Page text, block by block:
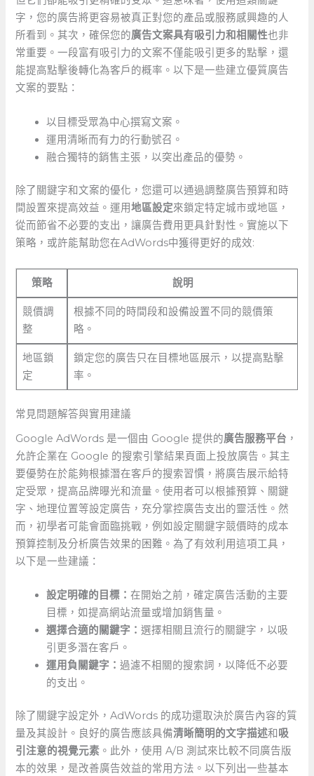
字，您的廣告將更容易被真正對您的產品或服務感興趣的人
所看到。其次，確保您的廣告文案具有吸引力和相關性也非
常重要。一段富有吸引力的文案不僅能吸引更多的點擊，還
能提高點擊後轉化為客戶的概率。以下是一些建立優質廣告
文案的要點：
以目標受眾為中心撰寫文案。
運用清晰而有力的行動號召。
融合獨特的銷售主張，以突出產品的優勢。
除了關鍵字和文案的優化，您還可以通過調整廣告預算和時
間設置來提高效益。運用地區設定來鎖定特定城市或地區，
從而節省不必要的支出，讓廣告費用更具針對性。實施以下
策略，或許能幫助您在AdWords中獲得更好的成效:
策略 說明
競價調
整
根據不同的時間段和設備設置不同的競價策
略。
地區鎖
定
鎖定您的廣告只在目標地區展示，以提高點擊
率。
常見問題解答與實用建議
Google‍ AdWords 是一個由‌ Google 提供的廣告服務平台 ，
允許企業在 Google 的搜索引擎結果頁面上投放廣告。其主
要優勢在於能夠根據潛在客戶的搜索習慣，將廣告展示給特
定受眾，提高品牌曝光和流量。使用者可以根據預算、關鍵
字、地理位置等設定廣告，充分掌控廣告支出的靈活性。然
而，初學者可能會面臨挑戰，例如設定關鍵字競價時的成本
預算控制及分析廣告效果的困難。為了有效利用這項工具，
以下是一些建議：
設定明確的目標：在開始之前，確定廣告活動的主要
目標，如提高網站流量或增加銷售量。
選擇合適的關鍵字：選擇相關且流行的關鍵字，以吸
引更多潛在客戶。
運用負關鍵字：過濾不相關的搜索詞，以降低不必要
的支出。
除了關鍵字設定外，AdWords‍ 的成功還取決於廣告內容的質
量及其設計。良好的廣告應該具備清晰簡明的文字描述和 吸
引注意的視覺元素 。此外，使用 A/B‌ 測試來比較不同廣告版
本的效果，是改善廣告效益的常用方法。以下列出一些基本